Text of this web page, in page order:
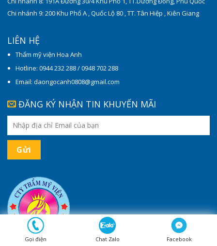
Chi nhánh 9: 200 Khu Phố A , Quốc Lộ 80 , TT. Tân Hiệp , Kiên Giang
LIÊN HỆ
Thẩm mỹ viện Hoa Anh
Hotline: 0944 232 288 / 0948 702 288
Email: daongocanh0808@gmail.com
ĐĂNG KÝ NHẬN TIN KHUYẾN MÃI
Gọi điện Chat Zalo Facebook